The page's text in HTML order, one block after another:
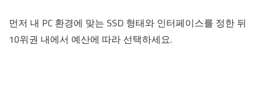
먼저 내 PC 환경에 맞는 SSD 형태와 인터페이스를 정한 뒤
10위권 내에서 예산에 따라 선택하세요.